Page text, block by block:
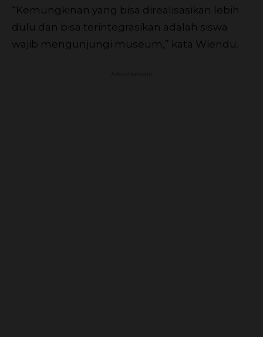
“Kemungkinan yang bisa direalisasikan lebih
dulu dan bisa terintegrasikan adalah siswa
wajib mengunjungi museum,” kata Wiendu.